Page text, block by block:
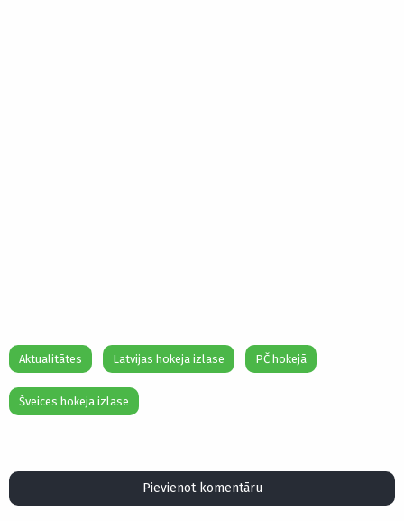
Aktualitātes Latvijas hokeja izlase PČ hokejā
Šveices hokeja izlase
Pievienot komentāru